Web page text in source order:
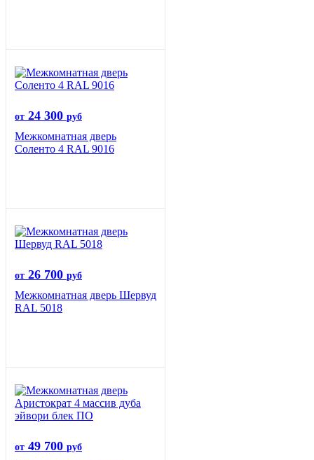
от 24 300 руб
Межкомнатная дверь
Соленто 4 RAL 9016
от 26 700 руб
Межкомнатная дверь Шервуд
RAL 5018
от 49 700 руб